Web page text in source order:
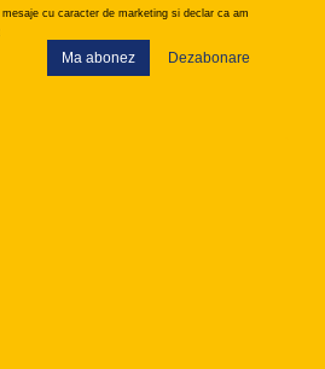
cu caracter de marketing si declar ca am
Ma abonez Dezabonare